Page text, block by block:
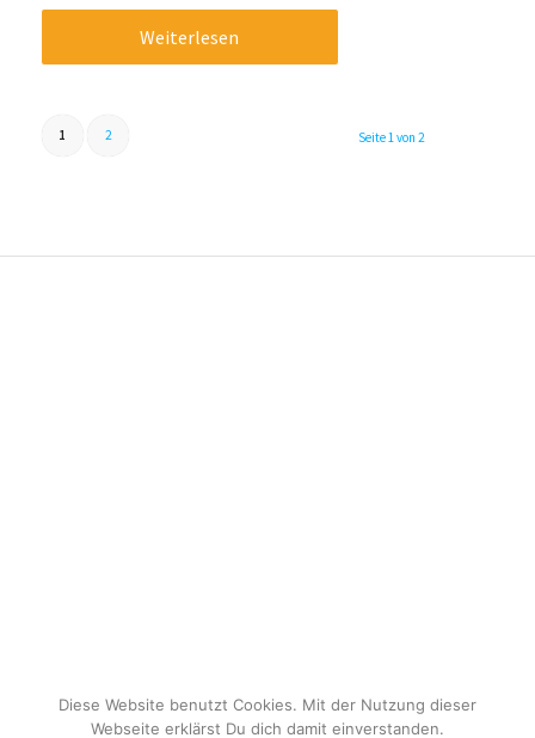
Weiterlesen
Seite 1 von 2
1 2
Diese Website benutzt Cookies. Mit der Nutzung dieser
Webseite erklärst Du dich damit einverstanden.